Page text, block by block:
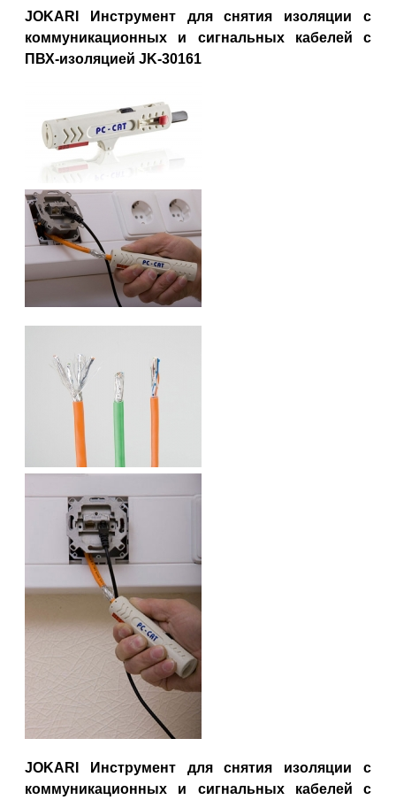
JOKARI Инструмент для снятия изоляции с
коммуникационных и сигнальных кабелей с
ПВХ-изоляцией JK-30161
JOKARI Инструмент для снятия изоляции с
коммуникационных и сигнальных кабелей с